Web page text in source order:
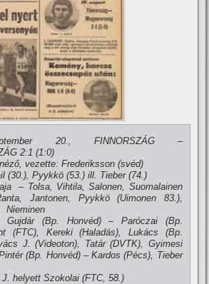
20., FINNORSZÁG –
2:1 (1:0)
vezette: Frederiksson (svéd)
(30.), Pyykkö (53.) ill. Tieber (74.)
– Tolsa, Vihtila, Salonen, Suomalainen
Jantonen, Pyykkö (Uimonen 83.),
Nieminen
Gujdár (Bp. Honvéd) – Paróczai (Bp.
(FTC), Kereki (Haladás), Lukács (Bp.
J. (Videoton), Tatár (DVTK), Gyimesi
(Bp. Honvéd) – Kardos (Pécs), Tieber
helyett Szokolai (FTC, 58.)